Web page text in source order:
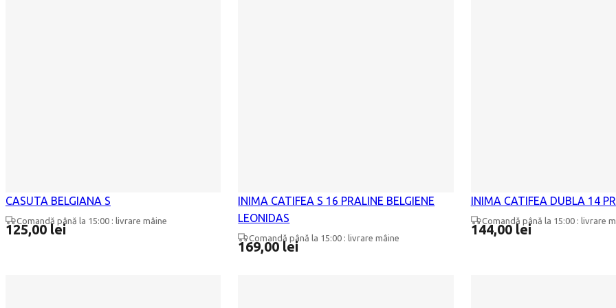
CASUTA BELGIANA S
Comandă până la 15:00 : livrare mâine
125,00lei
INIMA CATIFEA S 16 PRALINE BELGIENE
LEONIDAS
Comandă până la 15:00 : livrare mâine
169,00lei
INIMA CATIFEA DUBLA 14
Comandă până la 15:00 : livrare
144,00lei